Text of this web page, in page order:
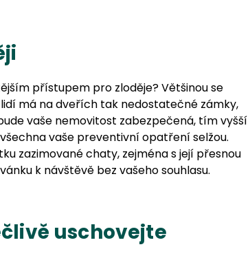
přístupem pro zloděje? Většinou se
má na dveřích tak nedostatečné zámky,
vaše nemovitost zabezpečená, tím vyšší
vaše preventivní opatření selžou.
zazimované chaty, zejména s její přesnou
k návštěvě bez vašeho souhlasu.
uschovejte